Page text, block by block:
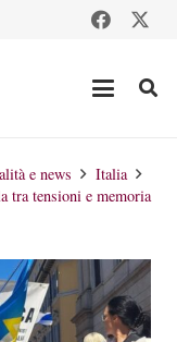
e news
Italia
tra tensioni e memoria